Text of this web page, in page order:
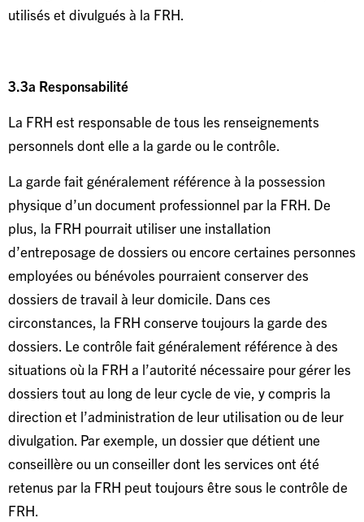
utilisés et divulgués à la FRH.
3.3a Responsabilité
La FRH est responsable de tous les renseignements
personnels dont elle a la garde ou le contrôle.
La garde fait généralement référence à la possession
physique d’un document professionnel par la FRH. De
plus, la FRH pourrait utiliser une installation
d’entreposage de dossiers ou encore certaines personnes
employées ou bénévoles pourraient conserver des
dossiers de travail à leur domicile. Dans ces
circonstances, la FRH conserve toujours la garde des
dossiers. Le contrôle fait généralement référence à des
situations où la FRH a l’autorité nécessaire pour gérer les
dossiers tout au long de leur cycle de vie, y compris la
direction et l’administration de leur utilisation ou de leur
divulgation. Par exemple, un dossier que détient une
conseillère ou un conseiller dont les services ont été
retenus par la FRH peut toujours être sous le contrôle de
FRH.